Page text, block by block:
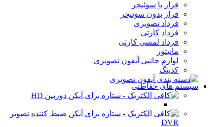
فراز با سوئیچر
فراز بدون سوئیچر
فرداد تصویری
فرداد کارتی
فرداد لمسی کارتی
مانیتور
لوازم جانبی آیفون تصویری
کدینگ
سیستم های حفاظتی
دوربین HD
ضبط کننده تصویر
DVR